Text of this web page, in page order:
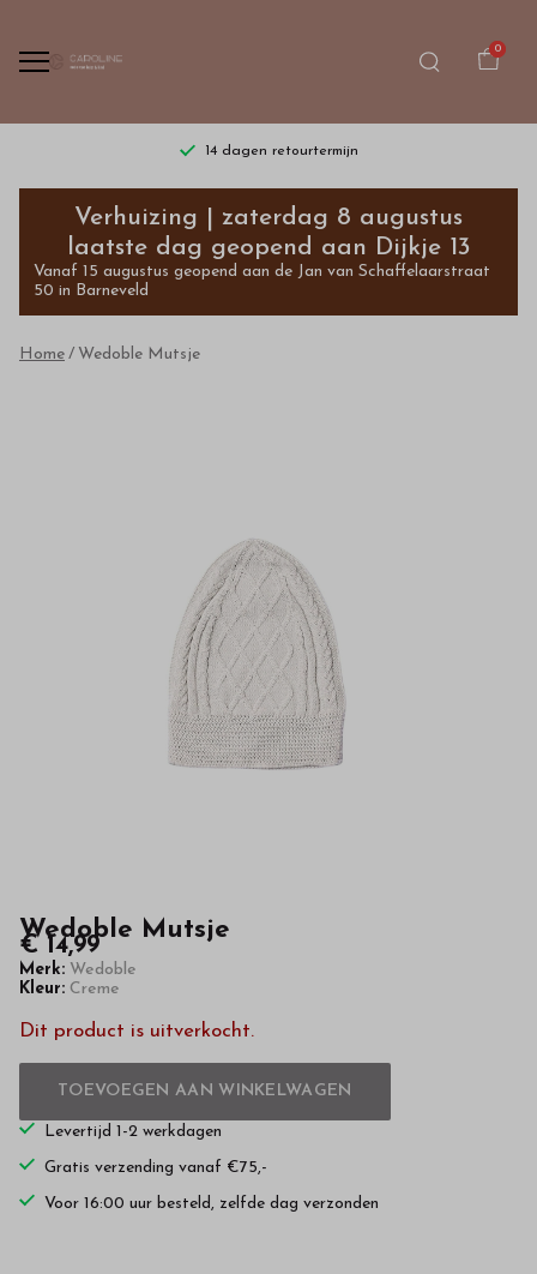
0
14 dagen retourtermijn
Wedoble
Mutsje
Bestel
webshop
Verhuizing | zaterdag 8 augustus
laatste dag geopend aan Dijkje 13
Vanaf 15 augustus geopend aan de Jan van Schaffelaarstraat
50 in Barneveld
Home Wedoble Mutsje
Wedoble Mutsje
€ 14,99
Merk: Wedoble
Kleur: Creme
Dit product is uitverkocht.
TOEVOEGEN AAN WINKELWAGEN
Levertijd 1-2 werkdagen
Gratis verzending vanaf €75,-
Voor 16:00 uur besteld, zelfde dag verzonden